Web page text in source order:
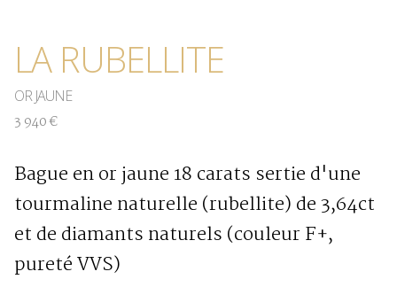
LA RUBELLITE
OR JAUNE
3 940 €
Bague en or jaune 18 carats sertie d'une
tourmaline naturelle (rubellite) de 3,64ct
et de diamants naturels (couleur F+,
pureté VVS)